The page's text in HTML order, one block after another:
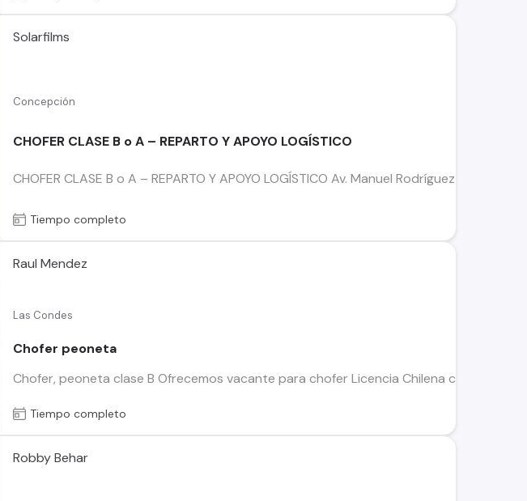
Solarfilms
Concepción
CHOFER CLASE B o A – REPARTO Y APOYO LOGÍSTICO
CHOFER CLASE B o A – REPARTO Y APOYO LOGÍSTICO Av. Manuel Rodríguez
Tiempo completo
Raul Mendez
Las Condes
Chofer peoneta
Chofer, peoneta clase B Ofrecemos vacante para chofer Licencia Chilena clase B,
Tiempo completo
Robby Behar